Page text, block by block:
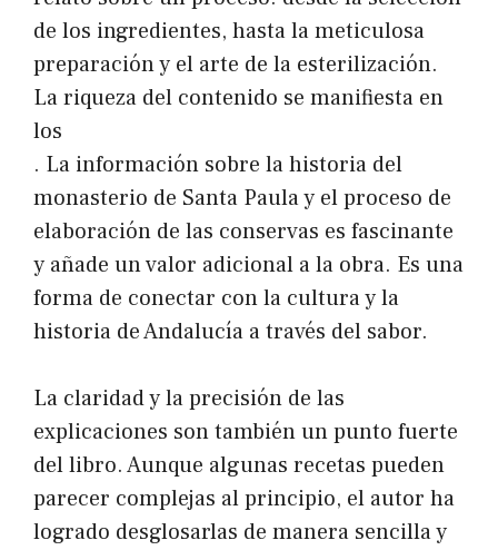
de los ingredientes, hasta la meticulosa
preparación y el arte de la esterilización.
La riqueza del contenido se manifiesta en
los
. La información sobre la historia del
monasterio de Santa Paula y el proceso de
elaboración de las conservas es fascinante
y añade un valor adicional a la obra. Es una
forma de conectar con la cultura y la
historia de Andalucía a través del sabor.
La claridad y la precisión de las
explicaciones son también un punto fuerte
del libro. Aunque algunas recetas pueden
parecer complejas al principio, el autor ha
logrado desglosarlas de manera sencilla y